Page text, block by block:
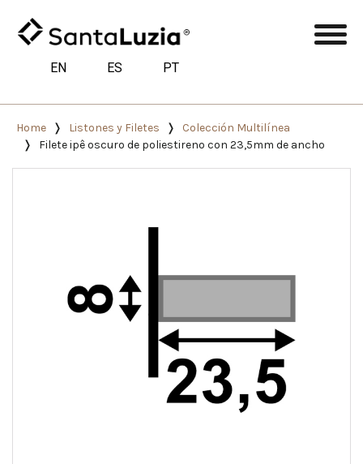
EN ES PT
Home Listones y Filetes
Colección Multilínea
Filete ipê oscuro de poliestireno con 23,5mm de ancho